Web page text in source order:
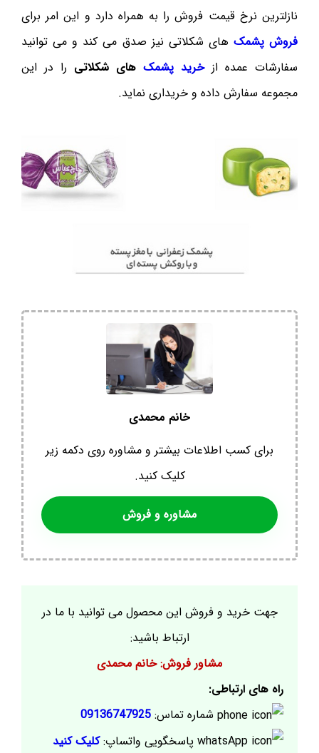
نازلترین نرخ قیمت فروش را به همراه دارد و این امر برای
فروش پشمک های شکلاتی نیز صدق می کند و می توانید
سفارشات عمده ازخرید پشمک های شکلاتی را در این
مجموعه سفارش داده و خریداری نماید.
خانم محمدی
برای کسب اطلاعات بیشتر و مشاوره روی دکمه زیر
کلیک کنید.
مشاوره و فروش
جهت خرید و فروش این محصول می توانید با ما در
ارتباط باشید:
مشاور فروش: خانم محمدی
راه های ارتباطی:
شماره تماس: 09136747925
پاسخگویی واتساپ:کلیک کنید